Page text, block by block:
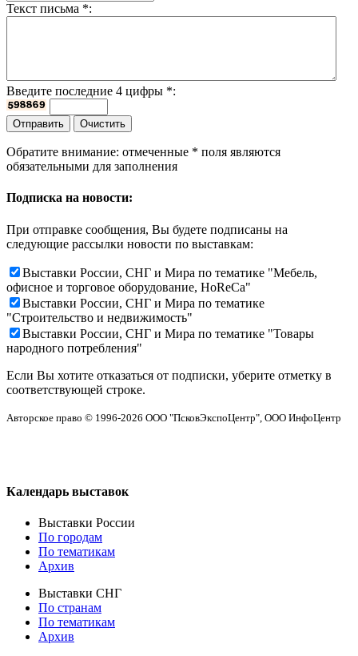
Текст письма *:
Введите последние 4 цифры *:
Обратите внимание: отмеченные * поля являются
обязательными для заполнения
Подписка на новости:
При отправке сообщения, Вы будете подписаны на
следующие рассылки новости по выставкам:
Выставки России, СНГ и Мира по тематике "Мебель,
офисное и торговое оборудование, HoReCa"
Выставки России, СНГ и Мира по тематике
"Строительство и недвижимость"
Выставки России, СНГ и Мира по тематике "Товары
народного потребления"
Если Вы хотите отказаться от подписки, уберите отметку в
соответствующей строке.
Авторское право © 1996-2026 ООО "ПсковЭкспоЦентр", ООО ИнфоЦентр
Календарь выставок
Выставки России
По городам
По тематикам
Архив
Выставки СНГ
По странам
По тематикам
Архив